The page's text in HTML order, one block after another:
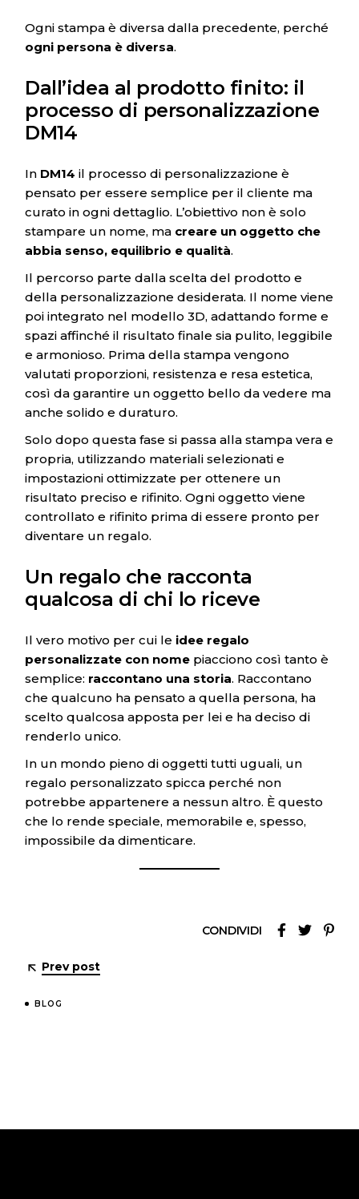
Ogni stampa è diversa dalla precedente, perché
ogni persona è diversa.
Dall’idea al prodotto finito: il
processo di personalizzazione
DM14
In DM14 il processo di personalizzazione è
pensato per essere semplice per il cliente ma
curato in ogni dettaglio. L’obiettivo non è solo
stampare un nome, ma creare un oggetto che
abbia senso, equilibrio e qualità.
Il percorso parte dalla scelta del prodotto e
della personalizzazione desiderata. Il nome viene
poi integrato nel modello 3D, adattando forme e
spazi affinché il risultato finale sia pulito, leggibile
e armonioso. Prima della stampa vengono
valutati proporzioni, resistenza e resa estetica,
così da garantire un oggetto bello da vedere ma
anche solido e duraturo.
Solo dopo questa fase si passa alla stampa vera e
propria, utilizzando materiali selezionati e
impostazioni ottimizzate per ottenere un
risultato preciso e rifinito. Ogni oggetto viene
controllato e rifinito prima di essere pronto per
diventare un regalo.
Un regalo che racconta
qualcosa di chi lo riceve
Il vero motivo per cui le idee regalo
personalizzate con nome piacciono così tanto è
semplice: raccontano una storia. Raccontano
che qualcuno ha pensato a quella persona, ha
scelto qualcosa apposta per lei e ha deciso di
renderlo unico.
In un mondo pieno di oggetti tutti uguali, un
regalo personalizzato spicca perché non
potrebbe appartenere a nessun altro. È questo
che lo rende speciale, memorabile e, spesso,
impossibile da dimenticare.
CONDIVIDI
Prev post
BLOG